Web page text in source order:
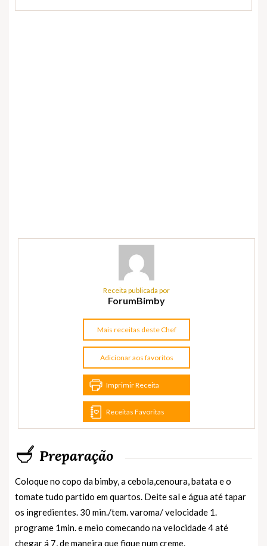
Receita publicada por
ForumBimby
Mais receitas deste Chef
Adicionar aos favoritos
Imprimir Receita
Receitas Favoritas
Preparação
Coloque no copo da bimby, a cebola,cenoura, batata e o
tomate tudo partido em quartos. Deite sal e água até tapar
os ingredientes. 30 min./tem. varoma/ velocidade 1.
programe 1min. e meio comecando na velocidade 4 até
chegar á 7, de maneira que fique num creme.